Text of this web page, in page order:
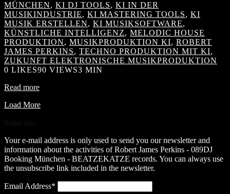
MÜNCHEN, KI DJ TOOLS, KI IN DER
MUSIKINDUSTRIE, KI MASTERING TOOLS, KI
MUSIK ERSTELLEN, KI MUSIKSOFTWARE,
KÜNSTLICHE INTELLIGENZ, MELODIC HOUSE
PRODUKTION, MUSIKPRODUKTION KI, ROBERT
JAMES PERKINS, TECHNO PRODUKTION MIT KI,
ZUKUNFT ELEKTRONISCHE MUSIKPRODUKTION
0 LIKES90 VIEWS3 MIN
Read more
Load More
Your e-mail address is only used to send you our newsletter and
information about the activities of Robert James Perkins - 089DJ
Booking München - BEATZEKATZE records. You can always use
the unsubscribe link included in the newsletter.
Email Address*